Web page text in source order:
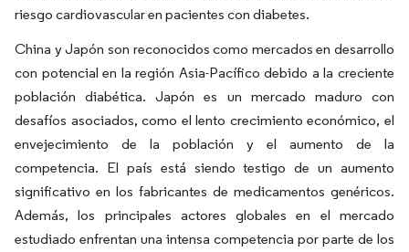
riesgo cardiovascular en pacientes con diabetes.
China y Japón son reconocidos como mercados en desarrollo
con potencial en la región Asia-Pacífico debido a la creciente
población diabética. Japón es un mercado maduro con
desafíos asociados, como el lento crecimiento económico, el
envejecimiento de la población y el aumento de la
competencia. El país está siendo testigo de un aumento
significativo en los fabricantes de medicamentos genéricos.
Además, los principales actores globales en el mercado
estudiado enfrentan una intensa competencia por parte de los